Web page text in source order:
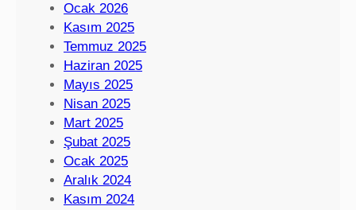
Ocak 2026
Kasım 2025
Temmuz 2025
Haziran 2025
Mayıs 2025
Nisan 2025
Mart 2025
Şubat 2025
Ocak 2025
Aralık 2024
Kasım 2024